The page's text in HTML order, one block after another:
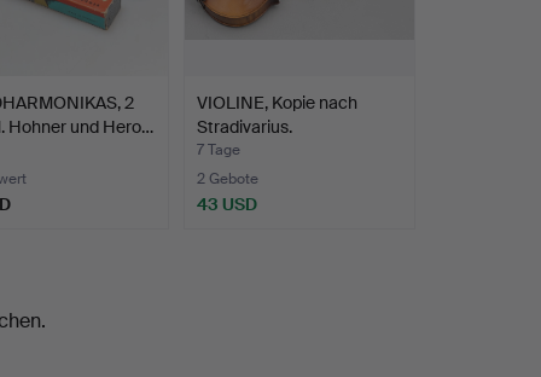
2
Hohner und Hero…
VIOLINE, Kopie nach
Stradivarius.
7 Tage
2 Gebote
43 USD